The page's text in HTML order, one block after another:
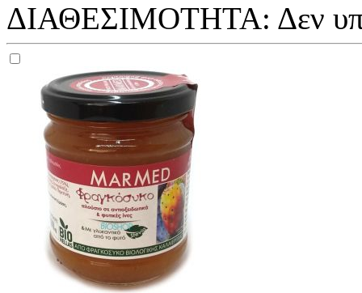
ΔΙΑΘΕΣΙΜΟΤΗΤΑ: Δεν